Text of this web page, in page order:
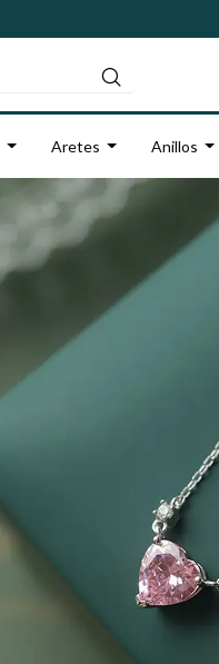
Aretes Anillos